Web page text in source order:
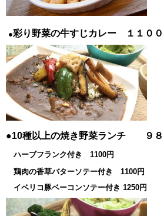
●彩り野菜の牛すじカレー １１００
●10種以上の焼き野菜ランチ ９８
ハーブフランク付き 1100円
鶏肉の香草バターソテー付き 1100円
イベリコ豚ベーコンソテー付き 1250円